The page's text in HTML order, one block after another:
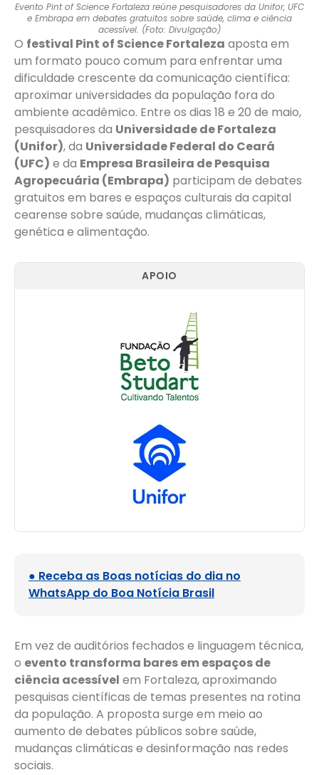
Evento Pint of Science Fortaleza reúne pesquisadores da Unifor, UFC
e Embrapa em debates gratuitos sobre saúde, clima e ciência
acessível. (Foto: Divulgação)
O festival Pint of Science Fortaleza aposta em
um formato pouco comum para enfrentar uma
dificuldade crescente da comunicação científica:
aproximar universidades da população fora do
ambiente acadêmico. Entre os dias 18 e 20 de maio,
pesquisadores da Universidade de Fortaleza
(Unifor), da Universidade Federal do Ceará
(UFC) e da Empresa Brasileira de Pesquisa
Agropecuária (Embrapa) participam de debates
gratuitos em bares e espaços culturais da capital
cearense sobre saúde, mudanças climáticas,
genética e alimentação.
APOIO
● Receba as Boas notícias do dia no
WhatsApp do Boa Notícia Brasil
Em vez de auditórios fechados e linguagem técnica,
o evento transforma bares em espaços de
ciência acessível em Fortaleza, aproximando
pesquisas científicas de temas presentes na rotina
da população. A proposta surge em meio ao
aumento de debates públicos sobre saúde,
mudanças climáticas e desinformação nas redes
sociais.